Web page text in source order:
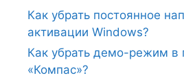
Как убрать постоянное
активации Windows?
Как убрать демо-режим в
«Компас»?